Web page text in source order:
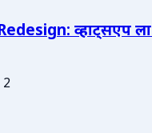
व्हाट्सएप ला
2